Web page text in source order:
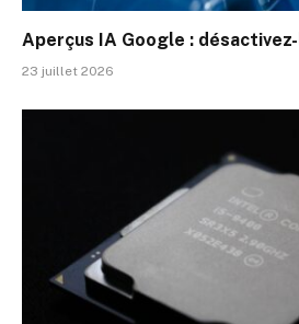
Aperçus IA Google :
23 juillet 2026